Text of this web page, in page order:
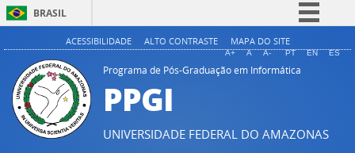
BRASIL
Simplifique!
Comunica BR
Legislação
ACESSIBILIDADE ALTO CONTRASTE MAPA DO SITE
A+ A A- PT EN ES
Programa de Pós-Graduação em Informática
PPGI
UNIVERSIDADE FEDERAL DO AMAZONAS